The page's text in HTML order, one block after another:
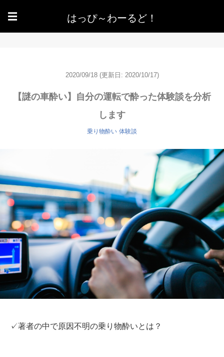
☰ はっぴ～わーるど！
2020/09/18 (更新日: 2020/10/17)
【謎の車酔い】自分の運転で酔った体験談を分析
します
乗り物酔い 体験談
✓著者の中で原因不明の乗り物酔いとは？